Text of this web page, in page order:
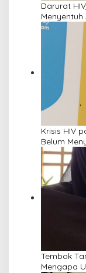
Darurat
Krisis HIV
Belum
Tembok
Mengapa